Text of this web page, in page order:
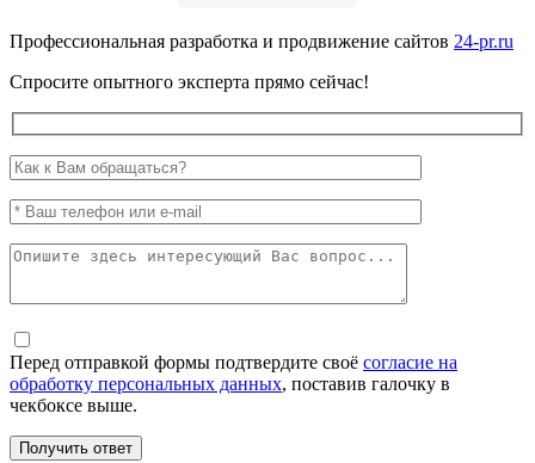
Профессиональная разработка и продвижение сайтов 24-pr.ru
Спросите опытного эксперта прямо сейчас!
Перед отправкой формы подтвердите своё согласие на
обработку персональных данных, поставив галочку в
чекбоксе выше.